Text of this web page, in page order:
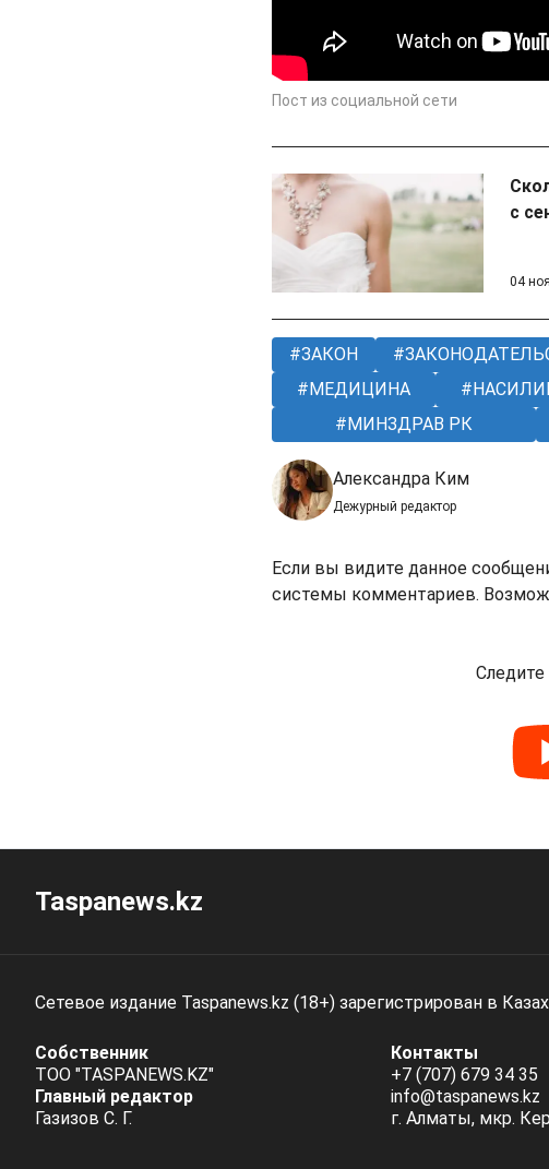
Пост из социальной сети
с
04
ЗАКОН
МЕДИЦИНА
МИНЗДРАВ РК
Александра Ким
Дежурный редактор
Если вы видите данное
системы комментариев.
Следите
Taspanews.kz
Сетевое издание Taspanews.kz (18+) зарегистрирован в
Собственник
ТОО "TASPANEWS.KZ"
Главный редактор
Газизов С. Г.
Контакты
+7 (707) 679 34 35
info@taspanews.kz
г. Алматы, мкр.